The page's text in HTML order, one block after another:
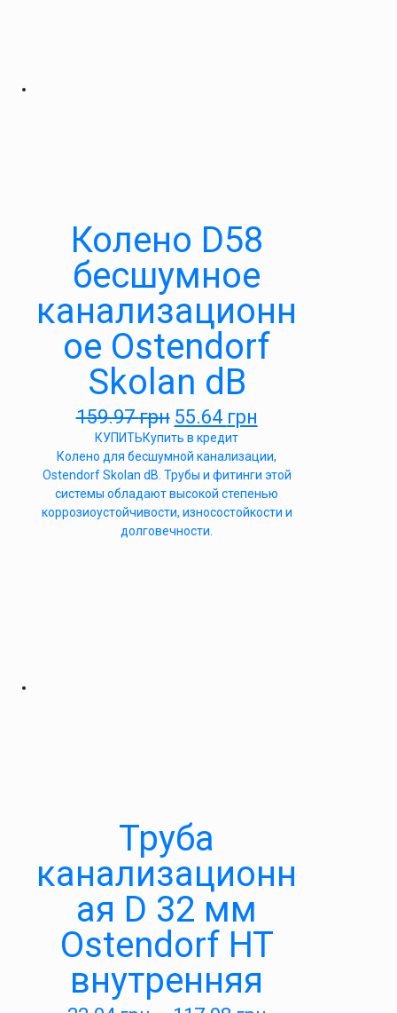
Колено D58
бесшумное
канализационн
ое Ostendorf
Skolan dB
159.97грн 55.64 грн
КУПИТЬКупить в кредит
Колено для бесшумной канализации,
Ostendorf Skolan dB. Трубы и фитинги этой
системы обладают высокой степенью
коррозиоустойчивости, износостойкости и
долговечности.
Труба
канализационн
ая D 32 мм
Ostendorf HT
внутренняя